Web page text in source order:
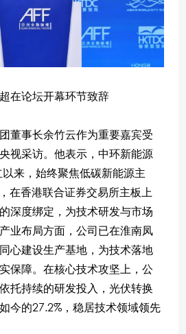
在论坛开幕环节致辞
董事长余竹云作为重要嘉宾受
视采访。他表示，中环新能源
以来，始终聚焦低碳新能源主
在香港联合证券交易所主板上
深度绑定，为技术研发与市场
业布局方面，公司已在淮南凤
心建设生产基地，为技术落地
保障。在核心技术攻坚上，公
托持续的研发投入，光伏转换
今的27.2%，稳居技术领域领先